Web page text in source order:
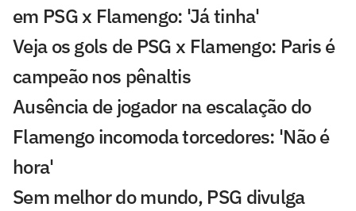
em PSG x Flamengo: 'Já tinha'
Veja os gols de PSG x Flamengo: Paris é
campeão nos pênaltis
Ausência de jogador na escalação do
Flamengo incomoda torcedores: 'Não é
hora'
Sem melhor do mundo, PSG divulga